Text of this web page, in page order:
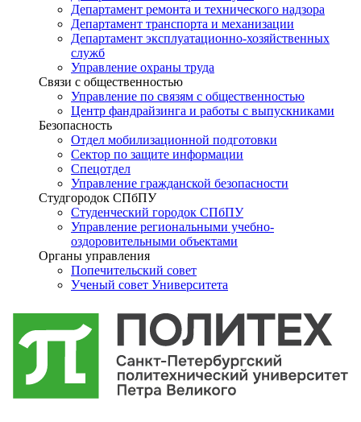
Департамент ремонта и технического надзора
Департамент транспорта и механизации
Департамент эксплуатационно-хозяйственных
служб
Управление охраны труда
Связи с общественностью
Управление по связям с общественностью
Центр фандрайзинга и работы с выпускниками
Безопасность
Отдел мобилизационной подготовки
Сектор по защите информации
Спецотдел
Управление гражданской безопасности
Студгородок СПбПУ
Студенческий городок СПбПУ
Управление региональными учебно-
оздоровительными объектами
Органы управления
Попечительский совет
Ученый совет Университета